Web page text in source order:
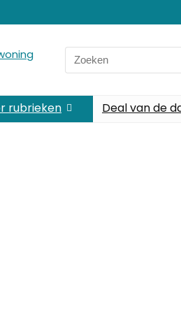
rubrieken Deal van de